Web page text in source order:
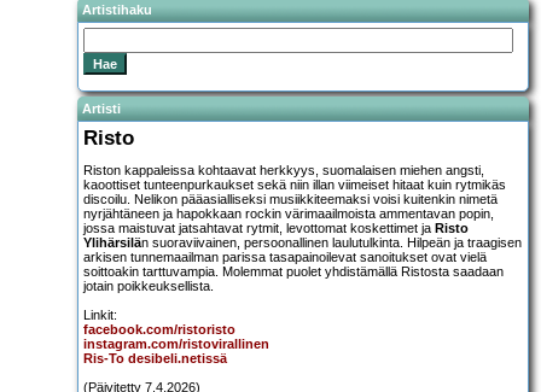
Artistihaku
Artisti
Risto
Riston kappaleissa kohtaavat herkkyys, suomalaisen miehen angsti,
kaoottiset tunteenpurkaukset sekä niin illan viimeiset hitaat kuin rytmikäs
discoilu. Nelikon pääasialliseksi musiikkiteemaksi voisi kuitenkin nimetä
nyrjähtäneen ja hapokkaan rockin värimaailmoista ammentavan popin,
jossa maistuvat jatsahtavat rytmit, levottomat koskettimet ja Risto
Ylihärsilän suoraviivainen, persoonallinen laulutulkinta. Hilpeän ja traagisen
arkisen tunnemaailman parissa tasapainoilevat sanoitukset ovat vielä
soittoakin tarttuvampia. Molemmat puolet yhdistämällä Ristosta saadaan
jotain poikkeuksellista.
Linkit:
facebook.com/ristoristo
instagram.com/ristovirallinen
Ris-To desibeli.netissä
(Päivitetty 7.4.2026)